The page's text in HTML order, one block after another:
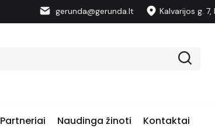
gerunda@gerunda.lt Kalvarijos g. 7,
Partneriai Naudinga žinoti Kontaktai